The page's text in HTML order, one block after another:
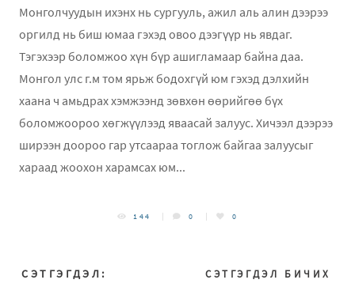
Монголчуудын ихэнх нь сургууль, ажил аль алин дээрээ
оргилд нь биш юмаа гэхэд овоо дээгүүр нь явдаг.
Тэгэхээр боломжоо хүн бүр ашигламаар байна даа.
Монгол улс г.м том ярьж бодохгүй юм гэхэд дэлхийн
хаана ч амьдрах хэмжээнд зөвхөн өөрийгөө бүх
боломжоороо хөгжүүлээд яваасай залуус. Хичээл дээрээ
ширээн доороо гар утсаараа тоглож байгаа залуусыг
хараад жоохон харамсах юм...
144 0 0
СЭТГЭГДЭЛ БИЧИХ
СЭТГЭГДЭЛ: